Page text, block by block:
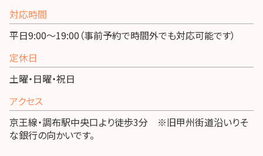
対応時間
平日9:00～19:00（事前予約で時間外でも対応可能です）
定休日
土曜・日曜・祝日
アクセス
京王線・調布駅中央口より徒歩3分 ※旧甲州街道沿いりそ
な銀行の向かいです。